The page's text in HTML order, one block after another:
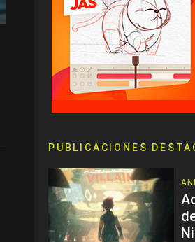
PUBLICACIONES